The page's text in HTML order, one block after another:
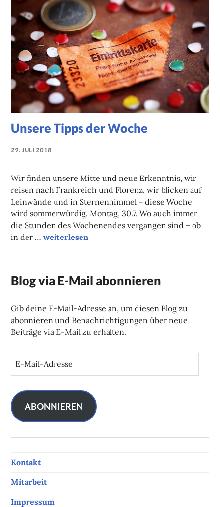
Unsere Tipps der Woche
29. JULI 2018
Wir finden unsere Mitte und neue Erkenntnis, wir
reisen nach Frankreich und Florenz, wir blicken auf
Leinwände und in Sternenhimmel – diese Woche
wird sommerwürdig. Montag, 30.7. Wo auch immer
die Stunden des Wochenendes vergangen sind – ob
in der …Unsere Tipps der Woche
weiterlesen
Blog via E-Mail abonnieren
Gib deine E-Mail-Adresse an, um diesen Blog zu
abonnieren und Benachrichtigungen über neue
Beiträge via E-Mail zu erhalten.
i
l
A
r
s
s
ABONNIEREN
Kontakt
Mitarbeit
Impressum